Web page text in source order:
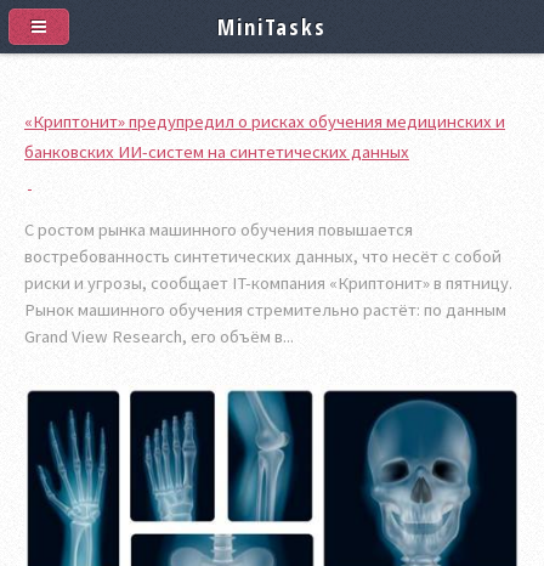
«Криптонит» предупредил о рисках обучения медицинских и
банковских ИИ-систем на синтетических данных
С ростом рынка машинного обучения повышается
востребованность синтетических данных, что несёт с собой
риски и угрозы, сообщает IT-компания «Криптонит» в пятницу.
Рынок машинного обучения стремительно растёт: по данным
Grand View Research, его объём в...
MiniTasks